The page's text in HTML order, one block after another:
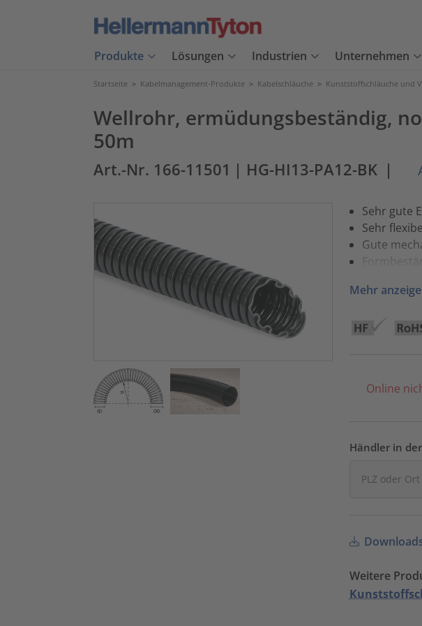
Produkte Lösungen Industrien Unternehmen
Startseite > Kabelmanagement-Produkte > Kabelschläuche > Kunststoffschläuche und
Wellrohr, ermüdungsbeständig,
50m
Art.-Nr. 166-11501 | HG-HI13-PA12-BK |
Sehr gute
Sehr
Gute
Mehr
Online
Händler in
Weitere